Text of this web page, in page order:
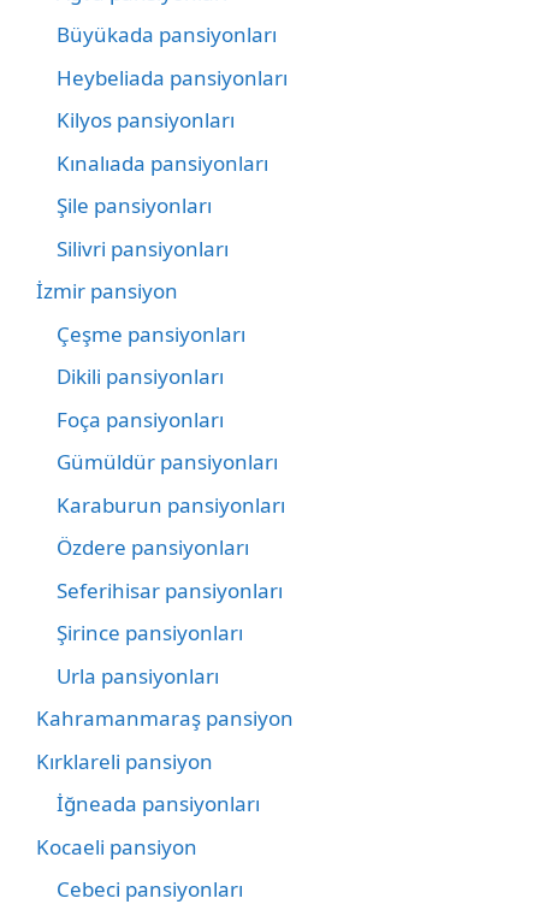
Büyükada pansiyonları
Heybeliada pansiyonları
Kilyos pansiyonları
Kınalıada pansiyonları
Şile pansiyonları
Silivri pansiyonları
İzmir pansiyon
Çeşme pansiyonları
Dikili pansiyonları
Foça pansiyonları
Gümüldür pansiyonları
Karaburun pansiyonları
Özdere pansiyonları
Seferihisar pansiyonları
Şirince pansiyonları
Urla pansiyonları
Kahramanmaraş pansiyon
Kırklareli pansiyon
İğneada pansiyonları
Kocaeli pansiyon
Cebeci pansiyonları